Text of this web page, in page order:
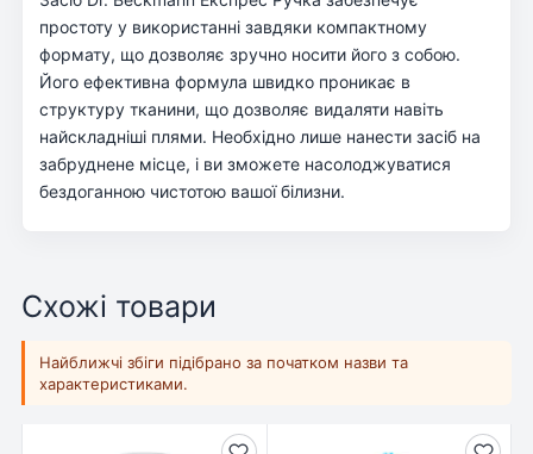
простоту у використанні завдяки компактному
формату, що дозволяє зручно носити його з собою.
Його ефективна формула швидко проникає в
структуру тканини, що дозволяє видаляти навіть
найскладніші плями. Необхідно лише нанести засіб на
забруднене місце, і ви зможете насолоджуватися
бездоганною чистотою вашої білизни.
Схожі товари
Найближчі збіги підібрано за початком назви та
характеристиками.